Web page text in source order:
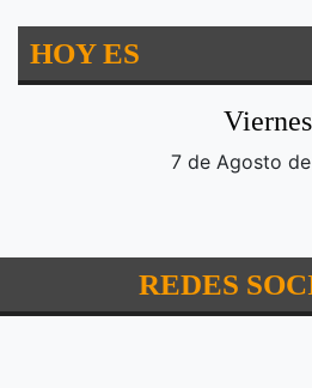
HOY ES
Viernes
7 de Agosto
REDES